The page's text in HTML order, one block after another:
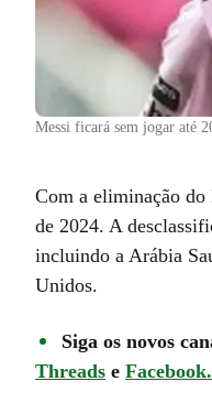
Messi ficará sem jogar até
Com a eliminação
de 2024. A
incluindo a Arábia
Unidos.
Siga os novos
Threads e Facebook.